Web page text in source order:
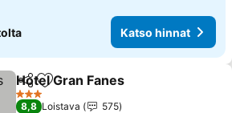
Katso hinnat
Jaa Lisää suosikkeihin
Hotel Gran Fanes
3 Tähtiluokitus
8,8 Loistava
575